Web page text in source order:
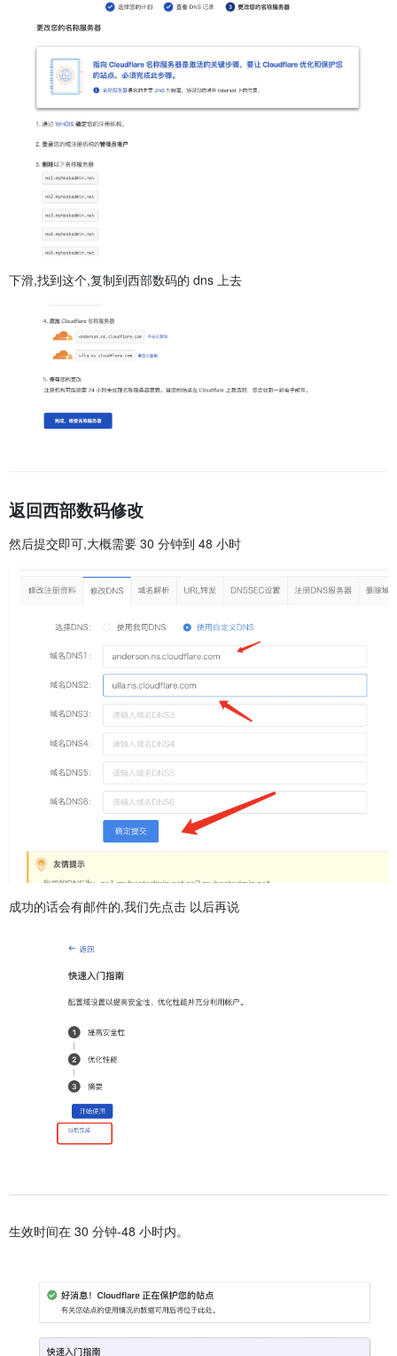
下滑,找到这个,复制到西部数码的 dns 上去
返回西部数码修改
然后提交即可,大概需要 30 分钟到 48 小时
成功的话会有邮件的,我们先点击 以后再说
生效时间在 30 分钟-48 小时内。